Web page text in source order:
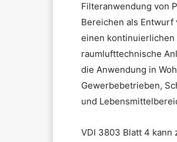
Filteranwendung von
Bereichen als
einen kontinuierlichen
raumlufttechnische
die Anwendung in
Gewerbebetrieben,
und
VDI 3803 Blatt 4 kann